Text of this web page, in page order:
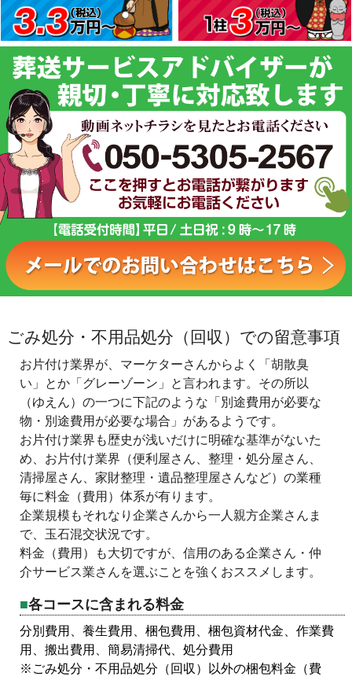
ごみ処分・不用品処分（回収）での留意事項
お片付け業界が、マーケターさんからよく「胡散臭
い」とか「グレーゾーン」と言われます。その所以
（ゆえん）の一つに下記のような「別途費用が必要な
物・別途費用が必要な場合」があるようです。
お片付け業界も歴史が浅いだけに明確な基準がないた
め、お片付け業界（便利屋さん、整理・処分屋さん、
清掃屋さん、家財整理・遺品整理屋さんなど）の業種
毎に料金（費用）体系が有ります。
企業規模もそれなり企業さんから一人親方企業さんま
で、玉石混交状況です。
料金（費用）も大切ですが、信用のある企業さん・仲
介サービス業さんを選ぶことを強くおススメします。
各コースに含まれる料金
分別費用、養生費用、梱包費用、梱包資材代金、作業費
用、搬出費用、簡易清掃代、処分費用
※ごみ処分・不用品処分（回収）以外の梱包料金（費